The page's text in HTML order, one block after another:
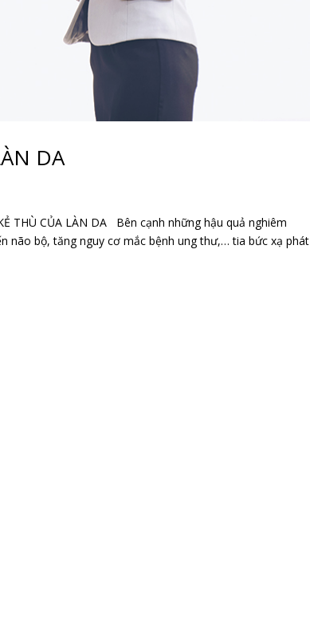
DA
THÙ CỦA LÀN DA Bên cạnh những hậu quả nghiêm
não bộ, tăng nguy cơ mắc bệnh ung thư,… tia bức xạ phát